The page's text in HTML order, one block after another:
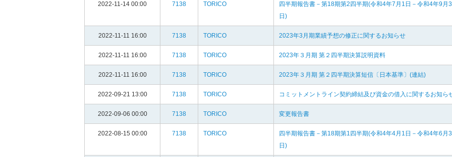
2022-11-14 00:00 7138 TORICO
四半期報告書－第18期第2四半期(令和4年7月1日－令和4年9月
日)
2022-11-11 16:00 7138 TORICO 2023年3月期業績予想の修正に関するお知らせ
2022-11-11 16:00 7138 TORICO 2023年３月期 第２四半期決算説明資料
2022-11-11 16:00 7138 TORICO 2023年３月期 第２四半期決算短信〔日本基準〕(連結)
2022-09-21 13:00 7138 TORICO コミットメントライン契約締結及び資金の借入に関するお知ら
2022-09-06 00:00 7138 TORICO 変更報告書
2022-08-15 00:00 7138 TORICO
四半期報告書－第18期第1四半期(令和4年4月1日－令和4年6月
日)